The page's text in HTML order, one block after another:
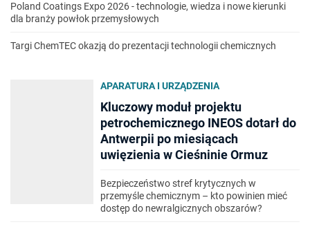
Poland Coatings Expo 2026 - technologie, wiedza i nowe kierunki
dla branży powłok przemysłowych
Targi ChemTEC okazją do prezentacji technologii chemicznych
APARATURA I URZĄDZENIA
Kluczowy moduł projektu
petrochemicznego INEOS dotarł do
Antwerpii po miesiącach
uwięzienia w Cieśninie Ormuz
Bezpieczeństwo stref krytycznych w
przemyśle chemicznym – kto powinien mieć
dostęp do newralgicznych obszarów?